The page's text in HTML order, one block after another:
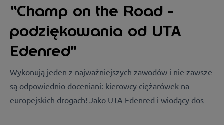
“Champ on the Road -
podziękowania od UTA
Edenred”
Wykonują jeden z najważniejszych zawodów i nie zawsze
są odpowiednio doceniani: kierowcy ciężarówek na
europejskich drogach! Jako UTA Edenred i wiodący dos